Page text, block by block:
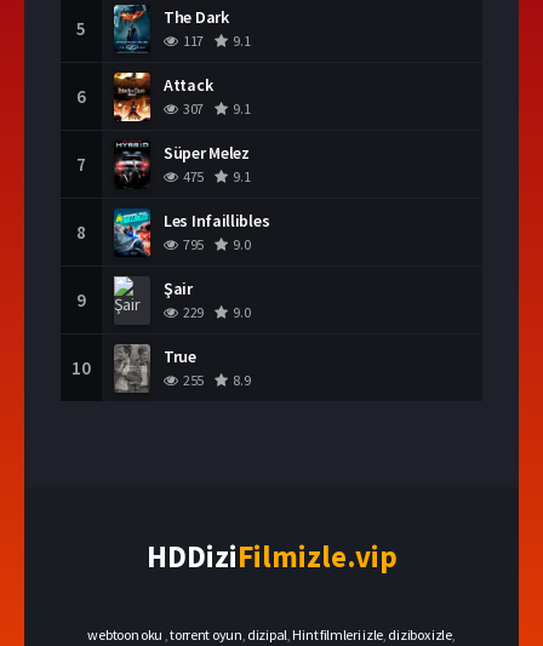
5 The Dark
117 9.1
6 Attack
307 9.1
7 Süper Melez
475 9.1
8 Les Infaillibles
795 9.0
9 Şair
229 9.0
10 True
255 8.9
HDDiziFilmizle.vip
webtoon oku ,torrent oyun, dizipal, Hint filmleri izle, dizibox izle,